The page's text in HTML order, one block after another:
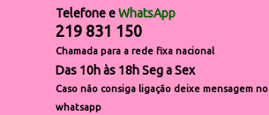
Telefone eWhatsApp
219 831 150
Chamada para a rede fixa nacional
Das 10h às 18h Seg a Sex
Caso não consiga ligação deixe mensagem no
whatsapp